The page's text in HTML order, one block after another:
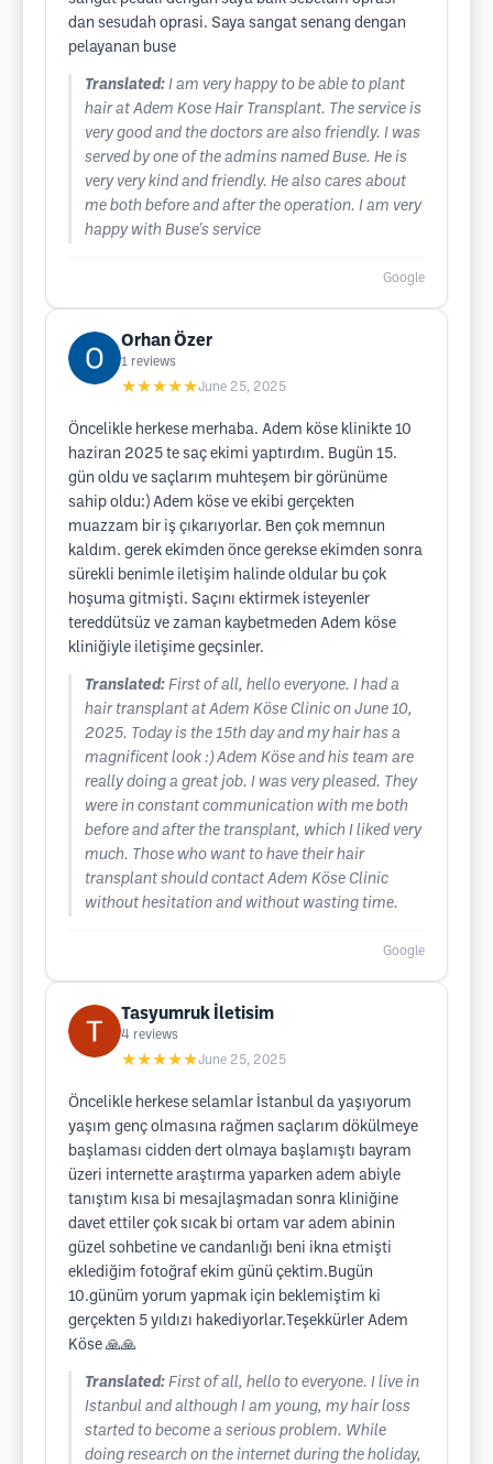
dan sesudah oprasi. Saya sangat senang dengan
pelayanan buse
Translated: I am very happy to be able to plant
hair at Adem Kose Hair Transplant. The service is
very good and the doctors are also friendly. I was
served by one of the admins named Buse. He is
very very kind and friendly. He also cares about
me both before and after the operation. I am very
happy with Buse's service
Google
Orhan Özer
1 reviews
★★★★★June 25, 2025
Öncelikle herkese merhaba. Adem köse klinikte 10
haziran 2025 te saç ekimi yaptırdım. Bugün 15.
gün oldu ve saçlarım muhteşem bir görünüme
sahip oldu:) Adem köse ve ekibi gerçekten
muazzam bir iş çıkarıyorlar. Ben çok memnun
kaldım. gerek ekimden önce gerekse ekimden sonra
sürekli benimle iletişim halinde oldular bu çok
hoşuma gitmişti. Saçını ektirmek isteyenler
tereddütsüz ve zaman kaybetmeden Adem köse
kliniğiyle iletişime geçsinler.
Translated: First of all, hello everyone. I had a
hair transplant at Adem Köse Clinic on June 10,
2025. Today is the 15th day and my hair has a
magnificent look :) Adem Köse and his team are
really doing a great job. I was very pleased. They
were in constant communication with me both
before and after the transplant, which I liked very
much. Those who want to have their hair
transplant should contact Adem Köse Clinic
without hesitation and without wasting time.
Google
Tasyumruk İletisim
4 reviews
★★★★★June 25, 2025
Öncelikle herkese selamlar İstanbul da yaşıyorum
yaşım genç olmasına rağmen saçlarım dökülmeye
başlaması cidden dert olmaya başlamıştı bayram
üzeri internette araştırma yaparken adem abiyle
tanıştım kısa bi mesajlaşmadan sonra kliniğine
davet ettiler çok sıcak bi ortam var adem abinin
güzel sohbetine ve candanlığı beni ikna etmişti
eklediğim fotoğraf ekim günü çektim.Bugün
10.günüm yorum yapmak için beklemiştim ki
gerçekten 5 yıldızı hakediyorlar.Teşekkürler Adem
Köse 🙏🙏
Translated: First of all, hello to everyone. I live in
Istanbul and although I am young, my hair loss
started to become a serious problem. While
doing research on the internet during the holiday,